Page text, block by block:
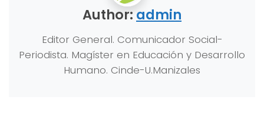
Author:admin
Editor General. Comunicador Social-
Periodista. Magíster en Educación y Desarrollo
Humano. Cinde-U.Manizales